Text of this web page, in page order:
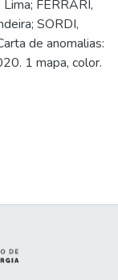
FERRARI,
SORDI,
de anomalias:
1 mapa, color.